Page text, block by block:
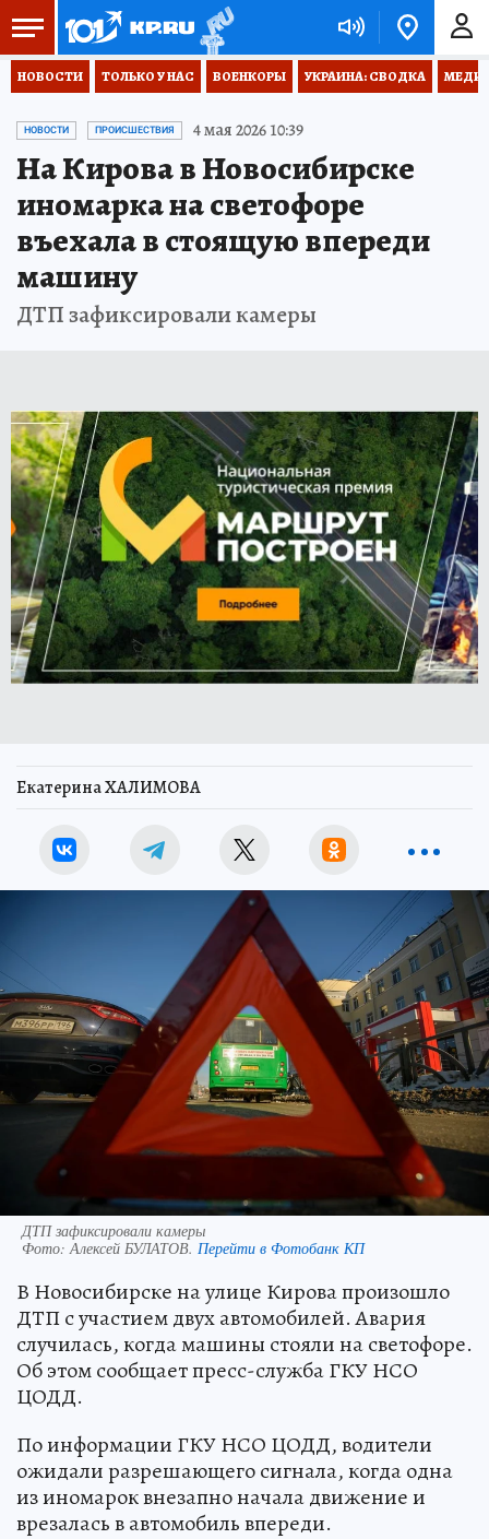
НОВОСТИ ТОЛЬКО У НАС ВОЕНКОРЫ УКРАИНА: СВОДКА
НОВОСТИ ПРОИСШЕСТВИЯ 4 мая 2026 10:39
На Кирова в Новосибирске
иномарка на светофоре
въехала в стоящую впереди
машину
ДТП зафиксировали камеры
Екатерина ХАЛИМОВА
ДТП зафиксировали камеры
Фото: Алексей БУЛАТОВ. Перейти в Фотобанк КП
В Новосибирске на улице Кирова произошло
ДТП с участием двух автомобилей. Авария
случилась, когда машины стояли на светофоре.
Об этом сообщает пресс-служба ГКУ НСО
ЦОДД.
По информации ГКУ НСО ЦОДД, водители
ожидали разрешающего сигнала, когда одна
из иномарок внезапно начала движение и
врезалась в автомобиль впереди.